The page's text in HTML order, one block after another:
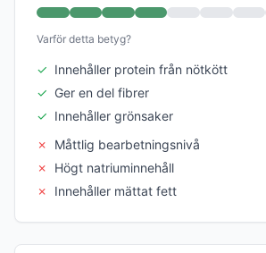
Varför detta betyg?
✓ Innehåller protein från nötkött
✓ Ger en del fibrer
✓ Innehåller grönsaker
✗
Måttlig bearbetningsnivå
✗
Högt natriuminnehåll
✗
Innehåller mättat fett